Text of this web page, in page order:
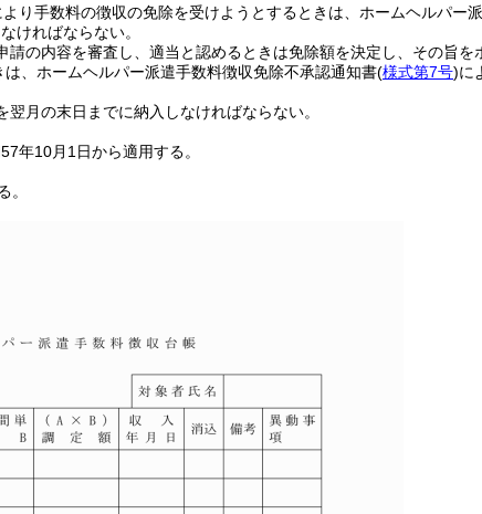
り手数料の徴収の免除を受けようとするときは、ホームヘルパー
ければならない。
請の内容を審査し、適当と認めるときは免除額を決定し、その旨
、ホームヘルパー派遣手数料徴収免除不承認通知書(様式第7号)に
月の末日までに納入しなければならない。
年10月1日から適用する。
。